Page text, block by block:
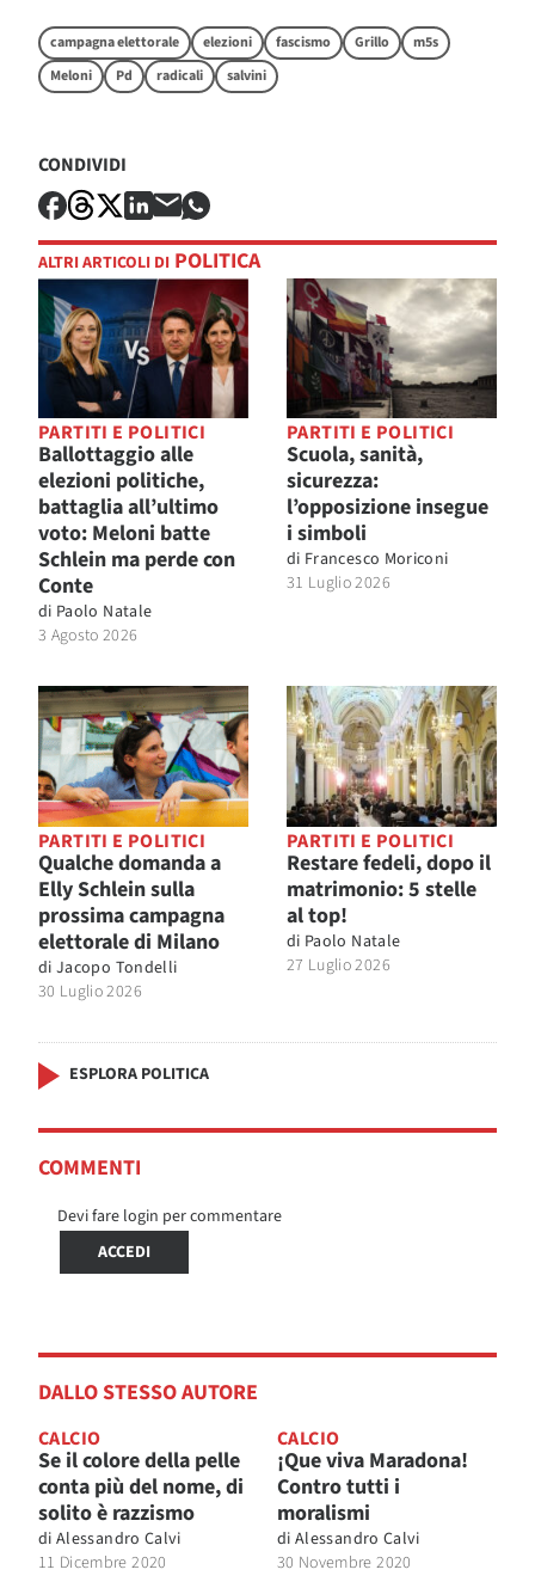
campagna elettorale elezioni fascismo Grillo
m5s
Meloni
Pd radicali salvini
CONDIVIDI
ALTRI ARTICOLI DI POLITICA
PARTITI E POLITICI
Ballottaggio alle
elezioni politiche,
battaglia all’ultimo
voto: Meloni batte
Schlein ma perde con
Conte
di Paolo Natale
3 Agosto 2026
PARTITI E POLITICI
Scuola, sanità,
sicurezza:
l’opposizione insegue
i simboli
di Francesco Moriconi
31 Luglio 2026
PARTITI E POLITICI
Qualche domanda a
Elly Schlein sulla
prossima campagna
elettorale di Milano
di Jacopo Tondelli
30 Luglio 2026
PARTITI E POLITICI
Restare fedeli, dopo il
matrimonio: 5 stelle
al top!
di Paolo Natale
27 Luglio 2026
ESPLORA POLITICA
COMMENTI
Devi fare login per commentare
ACCEDI
DALLO STESSO AUTORE
CALCIO
Se il colore della pelle
conta più del nome, di
solito è razzismo
di Alessandro Calvi
11 Dicembre 2020
CALCIO
¡Que viva Maradona!
Contro tutti i
moralismi
di Alessandro Calvi
30 Novembre 2020